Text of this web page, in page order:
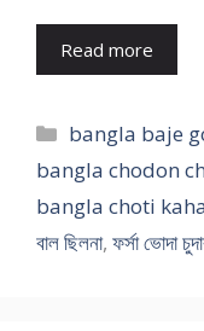
Read more
Categories
bangla baje
bangla chodon
bangla choti
বাল ছিলনা, ফর্সা ভোদা